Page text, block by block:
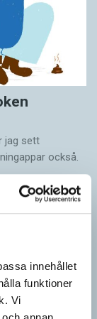
innehållet
funktioner
Vi
jag sett
också.